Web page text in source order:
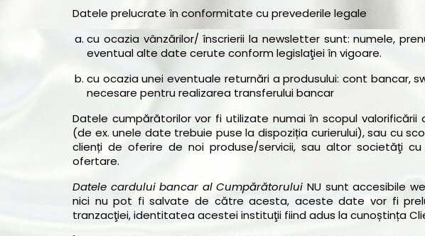
Datele prelucrate în conformitate cu prevederile legale
cu ocazia vânzărilor/ înscrierii la newsletter sunt: numele,
eventual alte date cerute conform legislaţiei în vigoare.
cu ocazia unei eventuale returnări a produsului: cont bancar,
necesare pentru realizarea transferului bancar
Datele cumpărătorilor vor fi utilizate numai în scopul
(de ex. unele date trebuie puse la dispoziția curierului), sau cu
clienți de oferire de noi produse/servicii, sau altor societăţi
ofertare.
Datele cardului bancar al Cumpărătorului NU sunt accesibile
nici nu pot fi salvate de către acesta, aceste date vor fi
tranzacţiei, identitatea acestei instituţii fiind adus la cunoștința